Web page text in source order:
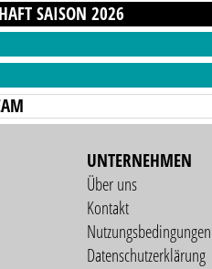
SAISON2026
UNTERNEHMEN
Über uns
Kontakt
Nutzungsbedingungen
Datenschutzerklärung